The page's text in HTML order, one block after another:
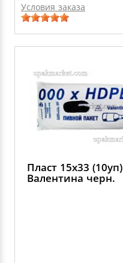
Условия заказа
Пласт 15х33 (10уп)
Валентина черн.